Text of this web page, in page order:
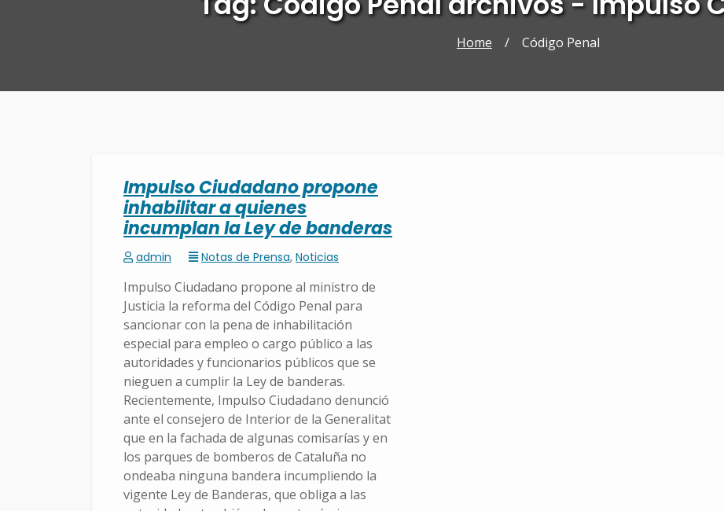
Home / Código Penal
Impulso Ciudadano propone
inhabilitar a quienes
incumplan la Ley de banderas
admin Notas de Prensa, Noticias
Impulso Ciudadano propone al ministro de
Justicia la reforma del Código Penal para
sancionar con la pena de inhabilitación
especial para empleo o cargo público a las
autoridades y funcionarios públicos que se
nieguen a cumplir la Ley de banderas.
Recientemente, Impulso Ciudadano denunció
ante el consejero de Interior de la Generalitat
que en la fachada de algunas comisarías y en
los parques de bomberos de Cataluña no
ondeaba ninguna bandera incumpliendo la
vigente Ley de Banderas, que obliga a las